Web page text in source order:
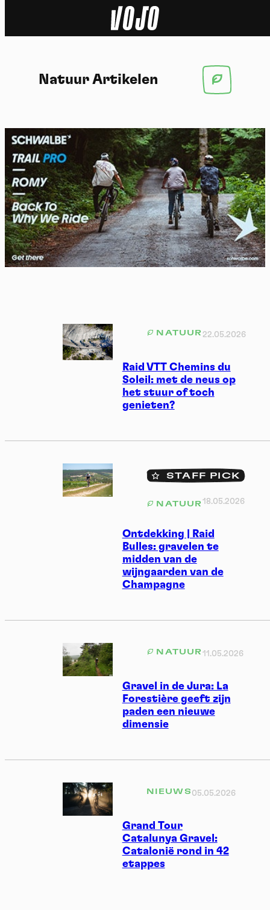
Natuur
Techniek
Actua
Video’s
Dossiers
Natuur Artikelen
Raid VTT Chemins du
Soleil: met de neus op
het stuur of toch
genieten?
NATUUR 22.05.2026
Ontdekking | Raid
Bulles: gravelen te
midden van de
wijngaarden van de
Champagne
STAFF PICK
NATUUR 18.05.2026
Gravel in de Jura: La
Forestière geeft zijn
paden een nieuwe
dimensie
NATUUR 11.05.2026
Grand Tour
Catalunya Gravel:
Catalonië rond in 42
etappes
NIEUWS 05.05.2026